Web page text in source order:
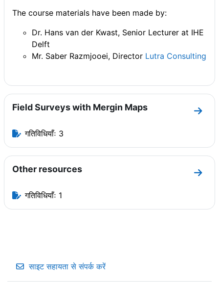
The course materials have been made by:
Dr. Hans van der Kwast, Senior Lecturer at IHE
Delft
Mr. Saber Razmjooei, Director Lutra Consulting
Field Surveys with Mergin Maps
धारा
गतिविधियाँः 3
Other resources
धारा
गतिविधियाँः 1
साइट सहायता से संपर्क करें